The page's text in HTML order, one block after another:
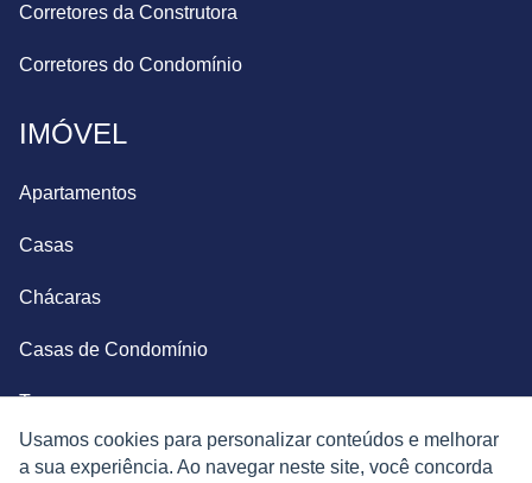
Usamos cookies para personalizar conteúdos e melhorar
a sua experiência. Ao navegar neste site, você concorda
Corretores da Construtora
Corretores do Condomínio
IMÓVEL
Apartamentos
Casas
Chácaras
Casas de Condomínio
Terrenos